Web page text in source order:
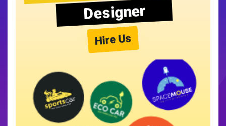
Designer
Hire Us